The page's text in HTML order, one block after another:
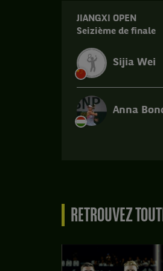
JIANGXI OPEN
Seizième de finale
Sijia Wei
Anna
de
Bondar,
Hongrie
RETROUVEZ